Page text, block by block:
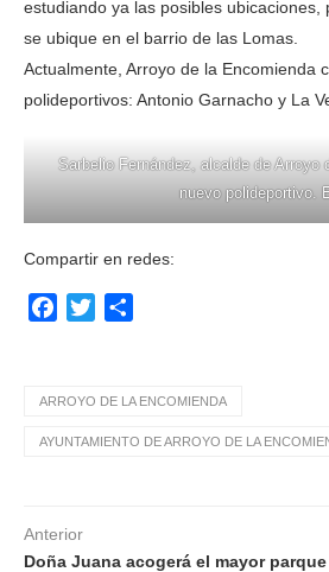
estudiando ya las posibles ubicaciones,
se ubique en el barrio de las Lomas.
Actualmente, Arroyo de la Encomienda
polideportivos: Antonio Garnacho y La
Sarbelio Fernández, alcalde de Arroyo
nuevo polideportivo.
Compartir en redes:
Facebook
Twitter
ARROYO DE LA ENCOMIENDA
AYUNTAMIENTO DE ARROYO DE LA
Anterior
Doña Juana acogerá el mayor